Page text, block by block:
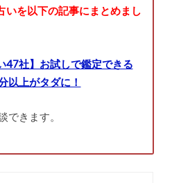
いを以下の記事にまとめまし
47社】お試しで鑑定できる
以上がタダに！
できます。